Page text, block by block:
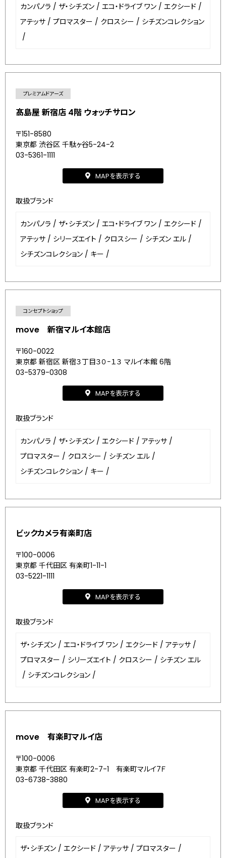
カンパノラ / ザ・シチズン / エコ・ドライブ ワン / エクシード /
アテッサ / プロマスター / クロスシー / シチズンコレクション
/
プレミアムドアーズ
髙島屋 新宿店 4階 ウォッチサロン
〒151-8580
東京都 渋谷区 千駄ヶ谷5-24-2
03-5361-1111
MAPを表示する
取扱ブランド
カンパノラ / ザ・シチズン / エコ・ドライブ ワン / エクシード /
アテッサ / シリーズエイト / クロスシー / シチズン エル /
シチズンコレクション / キー /
コンセプトショップ
move 新宿マルイ本館店
〒160-0022
東京都 新宿区 新宿３丁目３０−１３ マルイ本館 6階
03-5379-0308
MAPを表示する
取扱ブランド
カンパノラ / ザ・シチズン / エクシード / アテッサ /
プロマスター / クロスシー / シチズン エル /
シチズンコレクション / キー /
ビックカメラ有楽町店
〒100-0006
東京都 千代田区 有楽町1-11-1
03-5221-1111
MAPを表示する
取扱ブランド
ザ・シチズン / エコ・ドライブ ワン / エクシード / アテッサ /
プロマスター / シリーズエイト / クロスシー / シチズン エル
/ シチズンコレクション /
move 有楽町マルイ店
〒100-0006
東京都 千代田区 有楽町2-7-1 有楽町マルイ7Ｆ
03-6738-3880
MAPを表示する
取扱ブランド
ザ・シチズン / エクシード / アテッサ / プロマスター /